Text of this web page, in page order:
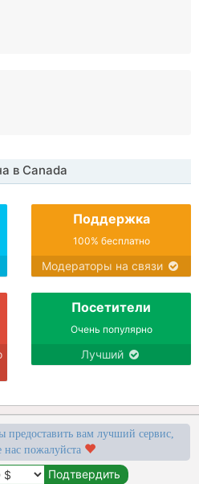
в Canada
Поддержка
100% бесплатно
Модераторы на связи
Посетители
Очень популярно
Лучший
предоставить вам лучший сервис,
нас пожалуйста